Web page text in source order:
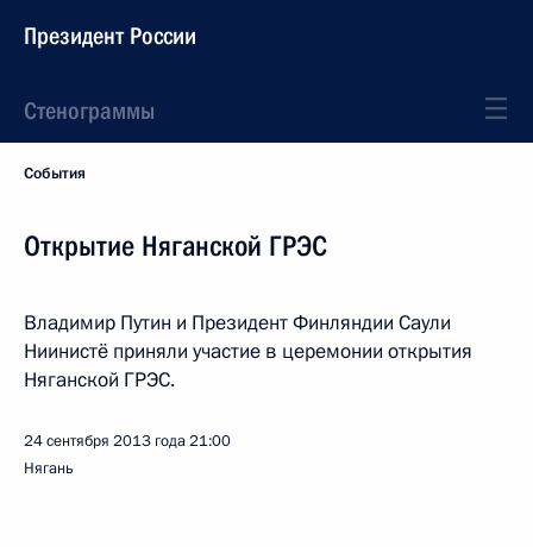
Президент России
Стенограммы
События
Открытие Няганской ГРЭС
Владимир Путин и Президент Финляндии Саули
Ниинистё приняли участие в церемонии открытия
Няганской ГРЭС.
24 сентября 2013 года21:00
Нягань